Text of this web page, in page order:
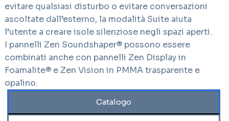
evitare qualsiasi disturbo o evitare conversazioni
ascoltate dall’esterno, la modalità Suite aiuta
l’utente a creare isole silenziose negli spazi aperti.
I pannelli Zen Soundshaper® possono essere
combinati anche con pannelli Zen Display in
Foamalite® e Zen Vision in PMMA trasparente e
opalino.
Catalogo